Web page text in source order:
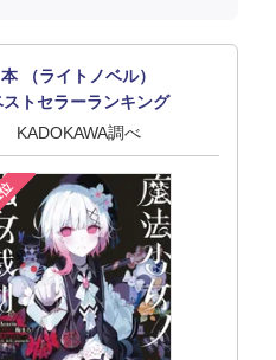
本 （ライトノベル）
ストセラーランキング
KADOKAWA調べ